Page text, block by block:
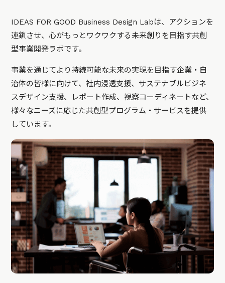
IDEAS FOR GOOD Business Design Labは、アクションを
連鎖させ、心がもっとワクワクする未来創りを目指す共創
型事業開発ラボです。
事業を通じてより持続可能な未来の実現を目指す企業・自
治体の皆様に向けて、社内浸透支援、サステナブルビジネ
スデザイン支援、レポート作成、視察コーディネートなど、
様々なニーズに応じた共創型プログラム・サービスを提供
しています。